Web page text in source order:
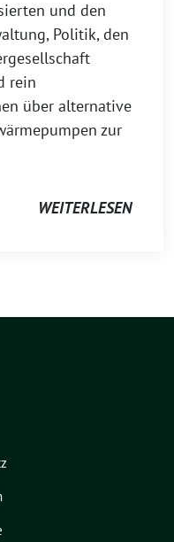
und den
Politik, den
rein
über alternative
zur
WEITERLESEN